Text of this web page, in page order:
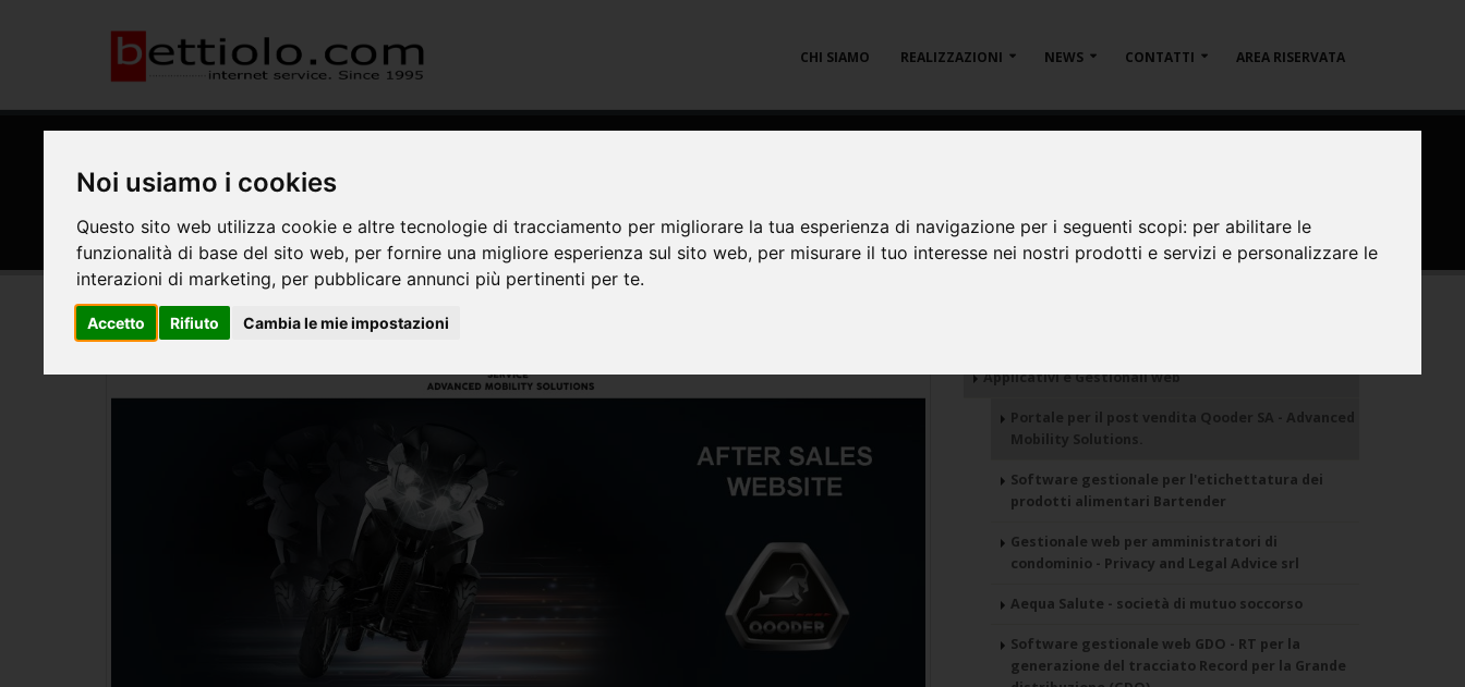
Noi usiamo i cookies
Questo sito web utilizza cookie e altre tecnologie di tracciamento per migliorare la tua esperienza di navigazione per i seguenti scopi: per abilitare le
funzionalità di base del sito web, per fornire una migliore esperienza sul sito web, per misurare il tuo interesse nei nostri prodotti e servizi e personalizzare le
interazioni di marketing, per pubblicare annunci più pertinenti per te.
Accetto Rifiuto Cambia le mie impostazioni
CHI SIAMO REALIZZAZIONI NEWS CONTATTI AREA RISERVATA
Applicativi e Gestionali web: Portale per il post vendita Qooder SA Advanced Mobility
Solutions.
Applicativi e Gestionali web
Portale per il post vendita Qooder SA - Advanced
Mobility Solutions.
Software gestionale per l'etichettatura dei
prodotti alimentari Bartender
Gestionale web per amministratori di
condominio - Privacy and Legal Advice srl
Aequa Salute - società di mutuo soccorso
Software gestionale web GDO - RT per la
generazione del tracciato Record per la Grande